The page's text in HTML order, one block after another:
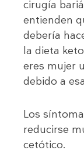
cirugía
entienden
debería
la dieta
eres mujer
debido a
Los
reducirse
cetótico.